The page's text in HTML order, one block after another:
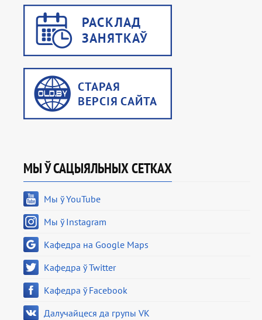
МЫ Ў САЦЫЯЛЬНЫХ СЕТКАХ
Мы ў YouTube
Мы ў Instagram
Кафедра на Google Maps
Кафедра ў Twitter
Кафедра ў Facebook
Далучайцеся да групы VK